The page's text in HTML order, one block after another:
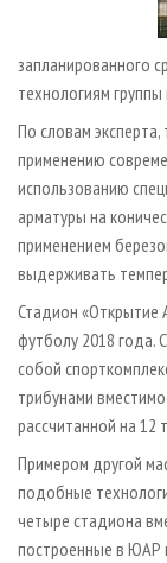
запланированного
технологиям
По словам
применению
использованию
арматуры на
применением
выдерживать
Стадион «Открытие
футболу 2018 года.
собой
трибунами
рассчитанной на 12
Примером другой
подобные
четыре стадиона
построенные в ЮАР